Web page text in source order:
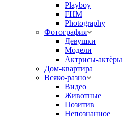
Playboy
FHM
Photography
Фотография
Девушки
Модели
Актрисы-актёры
Дом-квартира
Всяко-разно
Видео
Животные
Позитив
Непознанное